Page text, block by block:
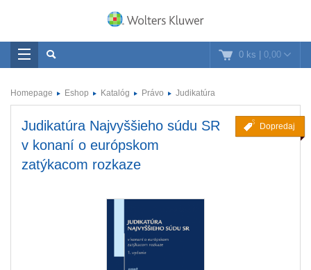
0 ks | 0,00
Homepage Eshop Katalóg Právo Judikatúra
Dopredaj
Judikatúra Najvyššieho súdu SR
v konaní o európskom
zatýkacom rozkaze